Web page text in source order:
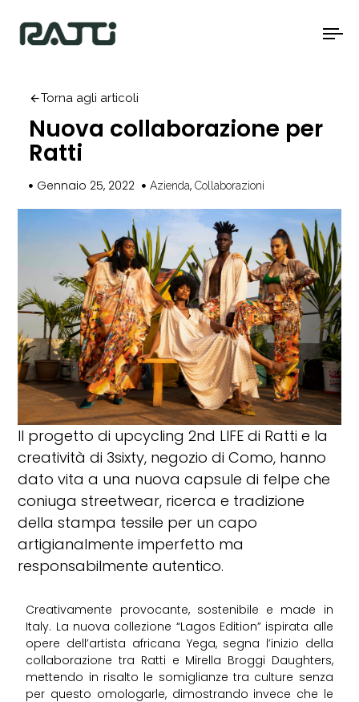
Torna agli articoli
Nuova collaborazione per
Ratti
Gennaio 25, 2022 Azienda, Collaborazioni
Il progetto di upcycling 2nd LIFE di Ratti e la
creatività di 3sixty, negozio di Como, hanno
dato vita a una nuova capsule di felpe che
coniuga streetwear, ricerca e tradizione
della stampa tessile per un capo
artigianalmente imperfetto ma
responsabilmente autentico.
Creativamente provocante, sostenibile e made in
Italy. La nuova collezione “Lagos Edition” ispirata alle
opere dell’artista africana Yega, segna l’inizio della
collaborazione tra Ratti e Mirella Broggi Daughters,
mettendo in risalto le somiglianze tra culture senza
per questo omologarle, dimostrando invece che le